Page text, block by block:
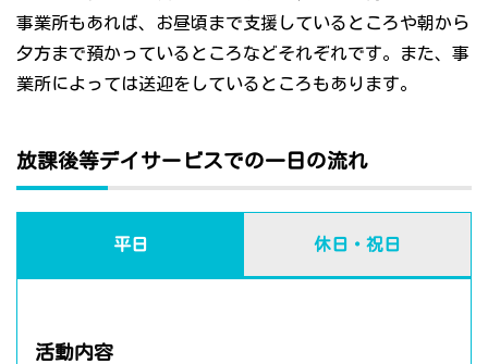
事業所もあれば、お昼頃まで支援しているところや朝から
夕方まで預かっているところなどそれぞれです。また、事
業所によっては送迎をしているところもあります。
放課後等デイサービスでの一日の流れ
平日 休日・祝日
活動内容